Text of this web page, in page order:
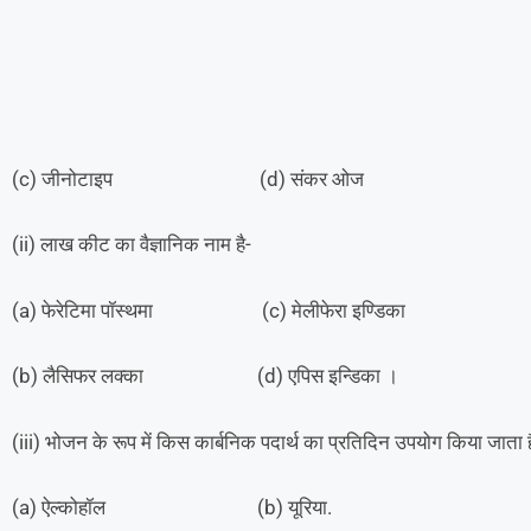
(c) जीनोटाइप (d) संकर ओज
(ii) लाख कीट का वैज्ञानिक नाम है-
(a) फेरेटिमा पॉस्थमा (c) मेलीफेरा इण्डिका
(b) लैसिफर लक्का (d) एपिस इन्डिका ।
(iii) भोजन के रूप में किस कार्बनिक पदार्थ का प्रतिदिन उपयोग किया जाता
(a) ऐल्कोहॉल (b) यूरिया.